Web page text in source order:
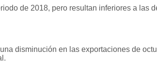
de 2018, pero resultan inferiores a las
disminución en las exportaciones de